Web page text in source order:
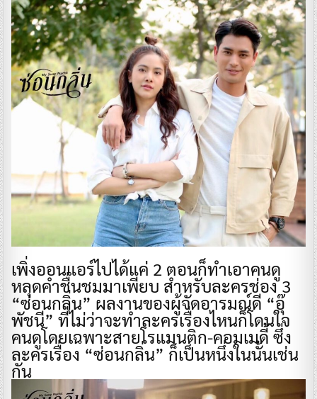
​เพิ่งออนแอร์ไปได้แค่ 2 ตอนก็ทำเอาคนดู
หลุดคำชื่นชมมาเพียบ สำหรับละครช่อง 3
“ซ่อนกลิ่น” ผลงานของผู้จัดอารมณ์ดี “อุ๊
พัชนี” ที่ไม่ว่าจะทำละครเรื่องไหนก็โดนใจ
คนดูโดยเฉพาะสายโรแมนติก-คอมเมดี้ ซึ่ง
ละครเรื่อง “ซ่อนกลิ่น” ก็เป็นหนึ่งในนั้นเช่น
กัน